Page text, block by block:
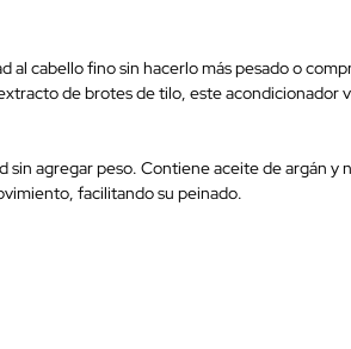
cabello fino sin hacerlo más pesado o
de brotes de tilo, este acondicionador
agregar peso. Contiene aceite de argán
facilitando su peinado.